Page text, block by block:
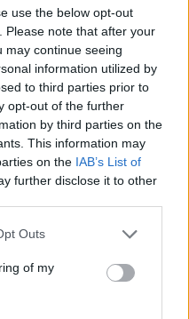
use the below opt-out
Please note that after your
may continue seeing
information utilized by
to third parties prior to
opt-out of the further
by third parties on the
This information may
on the IAB’s List of
further disclose it to other
uses one or more Google
You may click to
its third-party tags to
purposes in below Google
Outs
of my
αρχικά ανατολικοί
και από το